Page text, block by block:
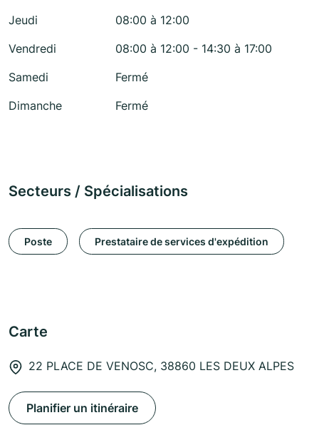
Jeudi
08:00 à 12:00
Vendredi
08:00 à 12:00 - 14:30 à 17:00
Samedi
Fermé
Dimanche
Fermé
Secteurs / Spécialisations
Poste Prestataire de services d'expédition
Carte
22 PLACE DE VENOSC, 38860 LES DEUX ALPES
Planifier un itinéraire